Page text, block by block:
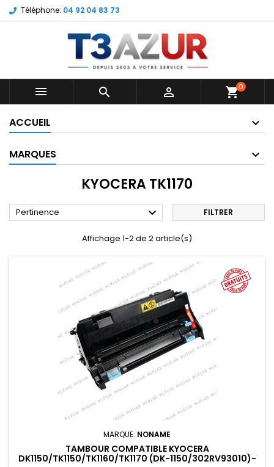
Téléphone: 04 92 04 83 73
   shopping_cart0
ACCUEIL
MARQUES
KYOCERA TK1170
Pertinence  FILTRER
Affichage 1-2 de 2 article(s)
MARQUE: NONAME
TAMBOUR COMPATIBLE KYOCERA
DK1150/TK1150/TK1160/TK1170 (DK-1150/302RV93010)-